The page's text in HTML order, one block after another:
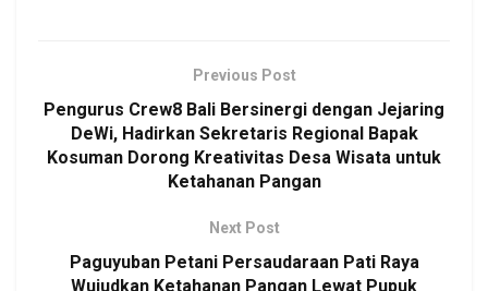
Previous Post
Pengurus Crew8 Bali Bersinergi dengan Jejaring
DeWi, Hadirkan Sekretaris Regional Bapak
Kosuman Dorong Kreativitas Desa Wisata untuk
Ketahanan Pangan
Next Post
Paguyuban Petani Persaudaraan Pati Raya
Wujudkan Ketahanan Pangan Lewat Pupuk